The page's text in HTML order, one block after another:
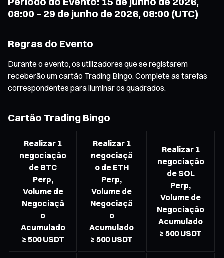
08:00 – 29 de junho de 2026, 08:00 (UTC)
Regras do Evento
Durante o evento, os utilizadores que se registarem
receberão um cartão Trading Bingo. Complete as tarefas
correspondentes para iluminar os quadrados.
Cartão Trading Bingo
Realizar 1
negociação
de BTC
Perp,
Volume de
Negociaçã
o
Acumulado
≥ 500 USDT
Realizar 1
negociaçã
o de ETH
Perp,
Volume de
Negociaçã
o
Acumulado
≥ 500 USDT
Realizar 1
negociação
de SOL
Perp,
Volume de
Negociação
Acumulado
≥ 500 USDT